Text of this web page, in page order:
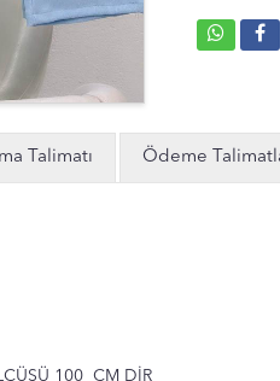
Talimatı Ödeme
100 CM DİR